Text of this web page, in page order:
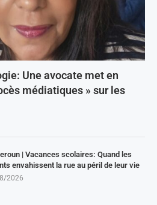
Une avocate met en
médiatiques » sur les
| Vacances scolaires: Quand les
envahissent la rue au péril de leur vie
2026